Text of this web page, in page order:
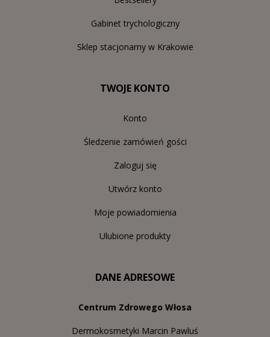
Gabinet trychologiczny
Sklep stacjonarny w Krakowie
TWOJE KONTO
Konto
Śledzenie zamówień gości
Zaloguj się
Utwórz konto
Moje powiadomienia
Ulubione produkty
DANE ADRESOWE
Centrum Zdrowego Włosa
Dermokosmetyki Marcin Pawluś